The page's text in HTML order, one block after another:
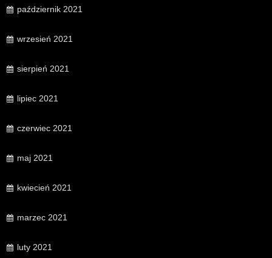
październik 2021
wrzesień 2021
sierpień 2021
lipiec 2021
czerwiec 2021
maj 2021
kwiecień 2021
marzec 2021
luty 2021